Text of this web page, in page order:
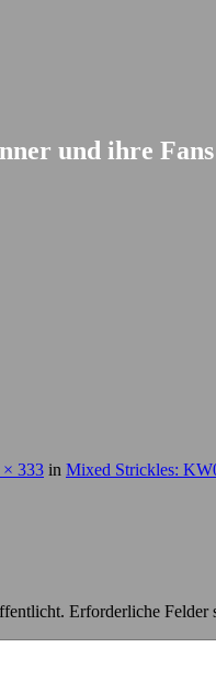
und ihre Fans
× 333 in Mixed Strickles:
Erforderliche Felder